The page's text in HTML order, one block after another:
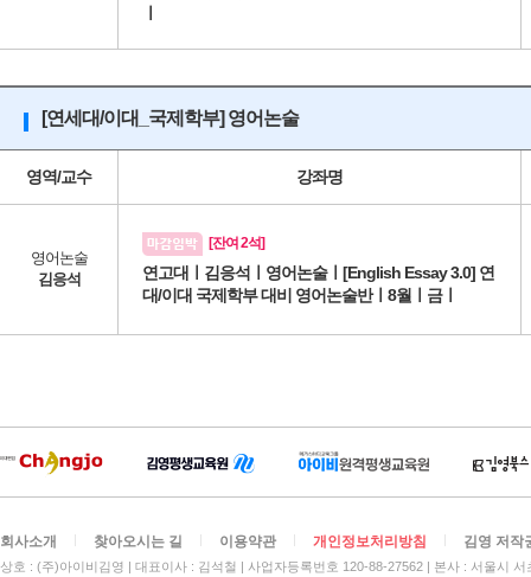
[연세대/이대_국제학부] 영어논술
영역/교수 강좌명
영어논술
김응석
[잔여 2석]
연고대ㅣ김응석ㅣ영어논술ㅣ[English Essay 3.0] 연
대/이대 국제학부 대비 영어논술반ㅣ8월ㅣ금ㅣ
회사소개 찾아오시는 길 이용약관 개인정보처리방침 김영 저작
상호 : (주)아이비김영 대표이사 : 김석철 사업자등록번호 120-88-27562
본사 : 서울시